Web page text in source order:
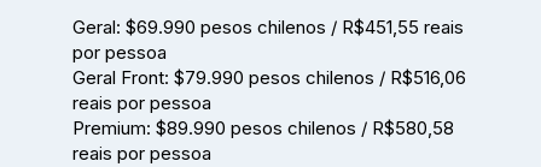
Geral: $69.990 pesos chilenos / R$451,55 reais
por pessoa
Geral Front: $79.990 pesos chilenos / R$516,06
reais por pessoa
Premium: $89.990 pesos chilenos / R$580,58
reais por pessoa